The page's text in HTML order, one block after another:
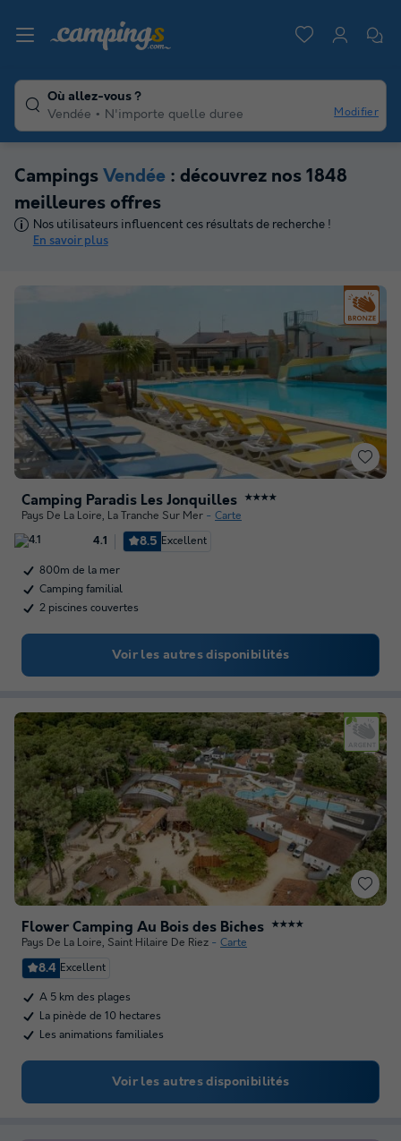
Où allez-vous ?
Vendée
N'importe quelle duree Modifier
Campings Vendée : découvrez nos 1848
meilleures offres
Nos utilisateurs influencent ces résultats de recherche !
En savoir plus
Camping Paradis Les Jonquilles ★★★★
Pays De La Loire, La Tranche Sur Mer Carte
4.1 8.5 Excellent
800m de la mer
Camping familial
2 piscines couvertes
Voir les autres disponibilités
Flower Camping Au Bois des Biches ★★★★
Pays De La Loire, Saint Hilaire De Riez Carte
8.4 Excellent
A 5 km des plages
La pinède de 10 hectares
Les animations familiales
Voir les autres disponibilités